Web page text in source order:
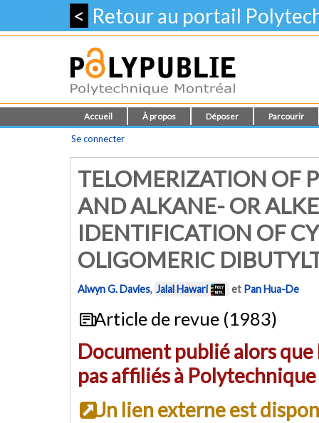
< Retour au portail
Accueil À propos Déposer Parcourir
Se connecter
TELOMERIZATION OF
AND ALKANE- OR
IDENTIFICATION OF
OLIGOMERIC
Alwyn G. Davies, Jalal Hawari et Pan Hua-De
Article de revue (1983)
Document publié alors
pas affiliés à
Un lien externe est